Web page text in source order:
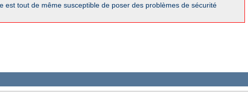
tout de même susceptible de poser des problèmes de sécurité